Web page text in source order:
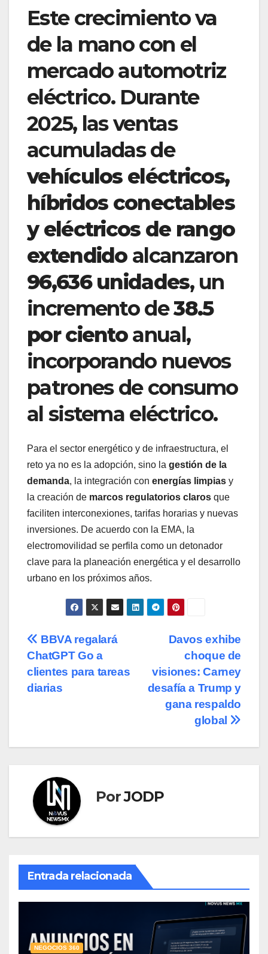
Este crecimiento va
de la mano con el
mercado automotriz
eléctrico. Durante
2025, las ventas
acumuladas de
vehículos eléctricos,
híbridos conectables
y eléctricos de rango
extendidoalcanzaron
96,636 unidades, un
incremento de38.5
por cientoanual,
incorporando nuevos
patrones de consumo
al sistema eléctrico.
Para el sector energético y de infraestructura, el
reto ya no es la adopción, sino la gestión de la
demanda, la integración con energías limpias y
la creación de marcos regulatorios claros que
faciliten interconexiones, tarifas horarias y nuevas
inversiones. De acuerdo con la EMA, la
electromovilidad se perfila como un detonador
clave para la planeación energética y el desarrollo
urbano en los próximos años.
Navegación
de
entradas
Davos exhibe
choque de
visiones: Carney
desafía a Trump y
gana respaldo
global
BBVA regalará
ChatGPT Go a
clientes para tareas
diarias
PorJODP
Entrada relacionada
NEGOCIOS 360